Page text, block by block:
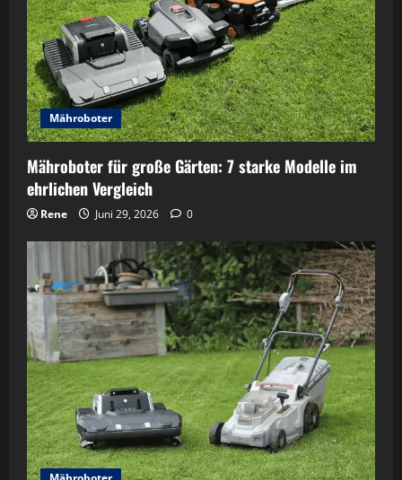
Mähroboter
Mähroboter für große Gärten: 7 starke Modelle im
ehrlichen Vergleich
Rene Juni 29, 2026 0